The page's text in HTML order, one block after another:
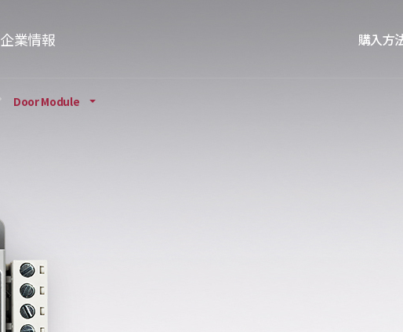
企業情報 購入方
Door Module